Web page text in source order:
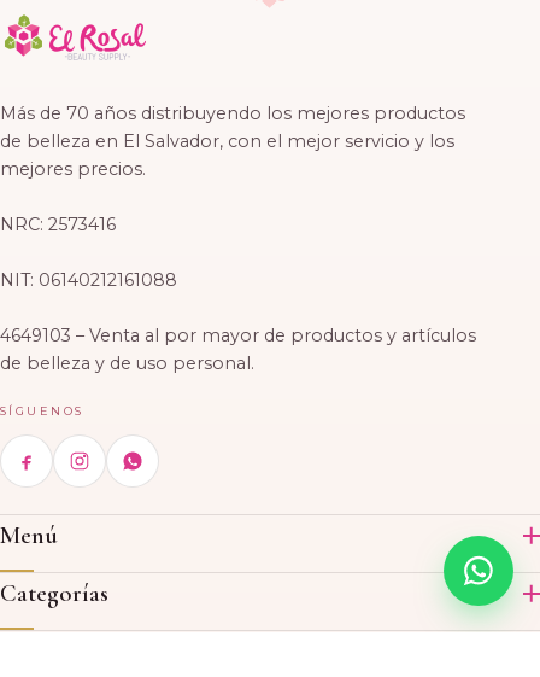
Más de 70 años distribuyendo los mejores productos
de belleza en El Salvador, con el mejor servicio y los
mejores precios.
NRC: 2573416
NIT: 06140212161088
4649103 – Venta al por mayor de productos y artículos
de belleza y de uso personal.
SÍGUENOS
Menú
Inicio
Productos
Categorías